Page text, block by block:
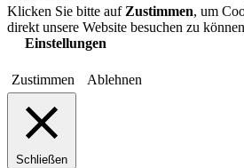
Klicken Sie bitte auf Zustimmen, um
direkt unsere Website besuchen zu
Einstellungen
Zustimmen Ablehnen
Schließen